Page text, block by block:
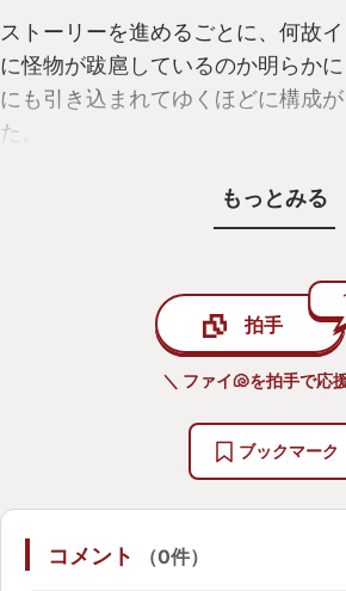
ストーリーを進めるごとに、何故
に怪物が跋扈しているのか明らか
にも引き込まれてゆくほどに構成
た。
SNS等ではキャラクターの容姿も
それもそのはずで、とにかく道中
り、メガネのフレームも細かいデ
てるので、それを見るだけでも時
運営もユーザーに良心的で、発売
ンス調整、さらなるコスチューム
ームとしてはすごいゲームボリュ
僕は現在2周してまだ真エンドと追
もっとみる
拍手
＼ ファイ🐚を拍手で応
ブックマーク
コメント （0件）